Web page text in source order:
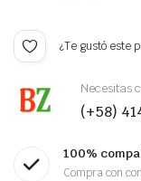
¿Te gustó este
Necesitas
(+58)
100%
Compra con